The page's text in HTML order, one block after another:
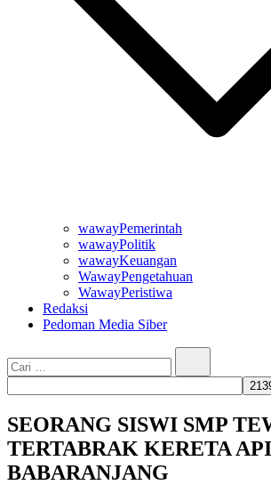
wawayPemerintah
wawayPolitik
wawayKeuangan
WawayPengetahuan
WawayPeristiwa
Redaksi
Pedoman Media Siber
SEORANG SISWI SMP
TERTABRAK KERETA API
BABARANJANG